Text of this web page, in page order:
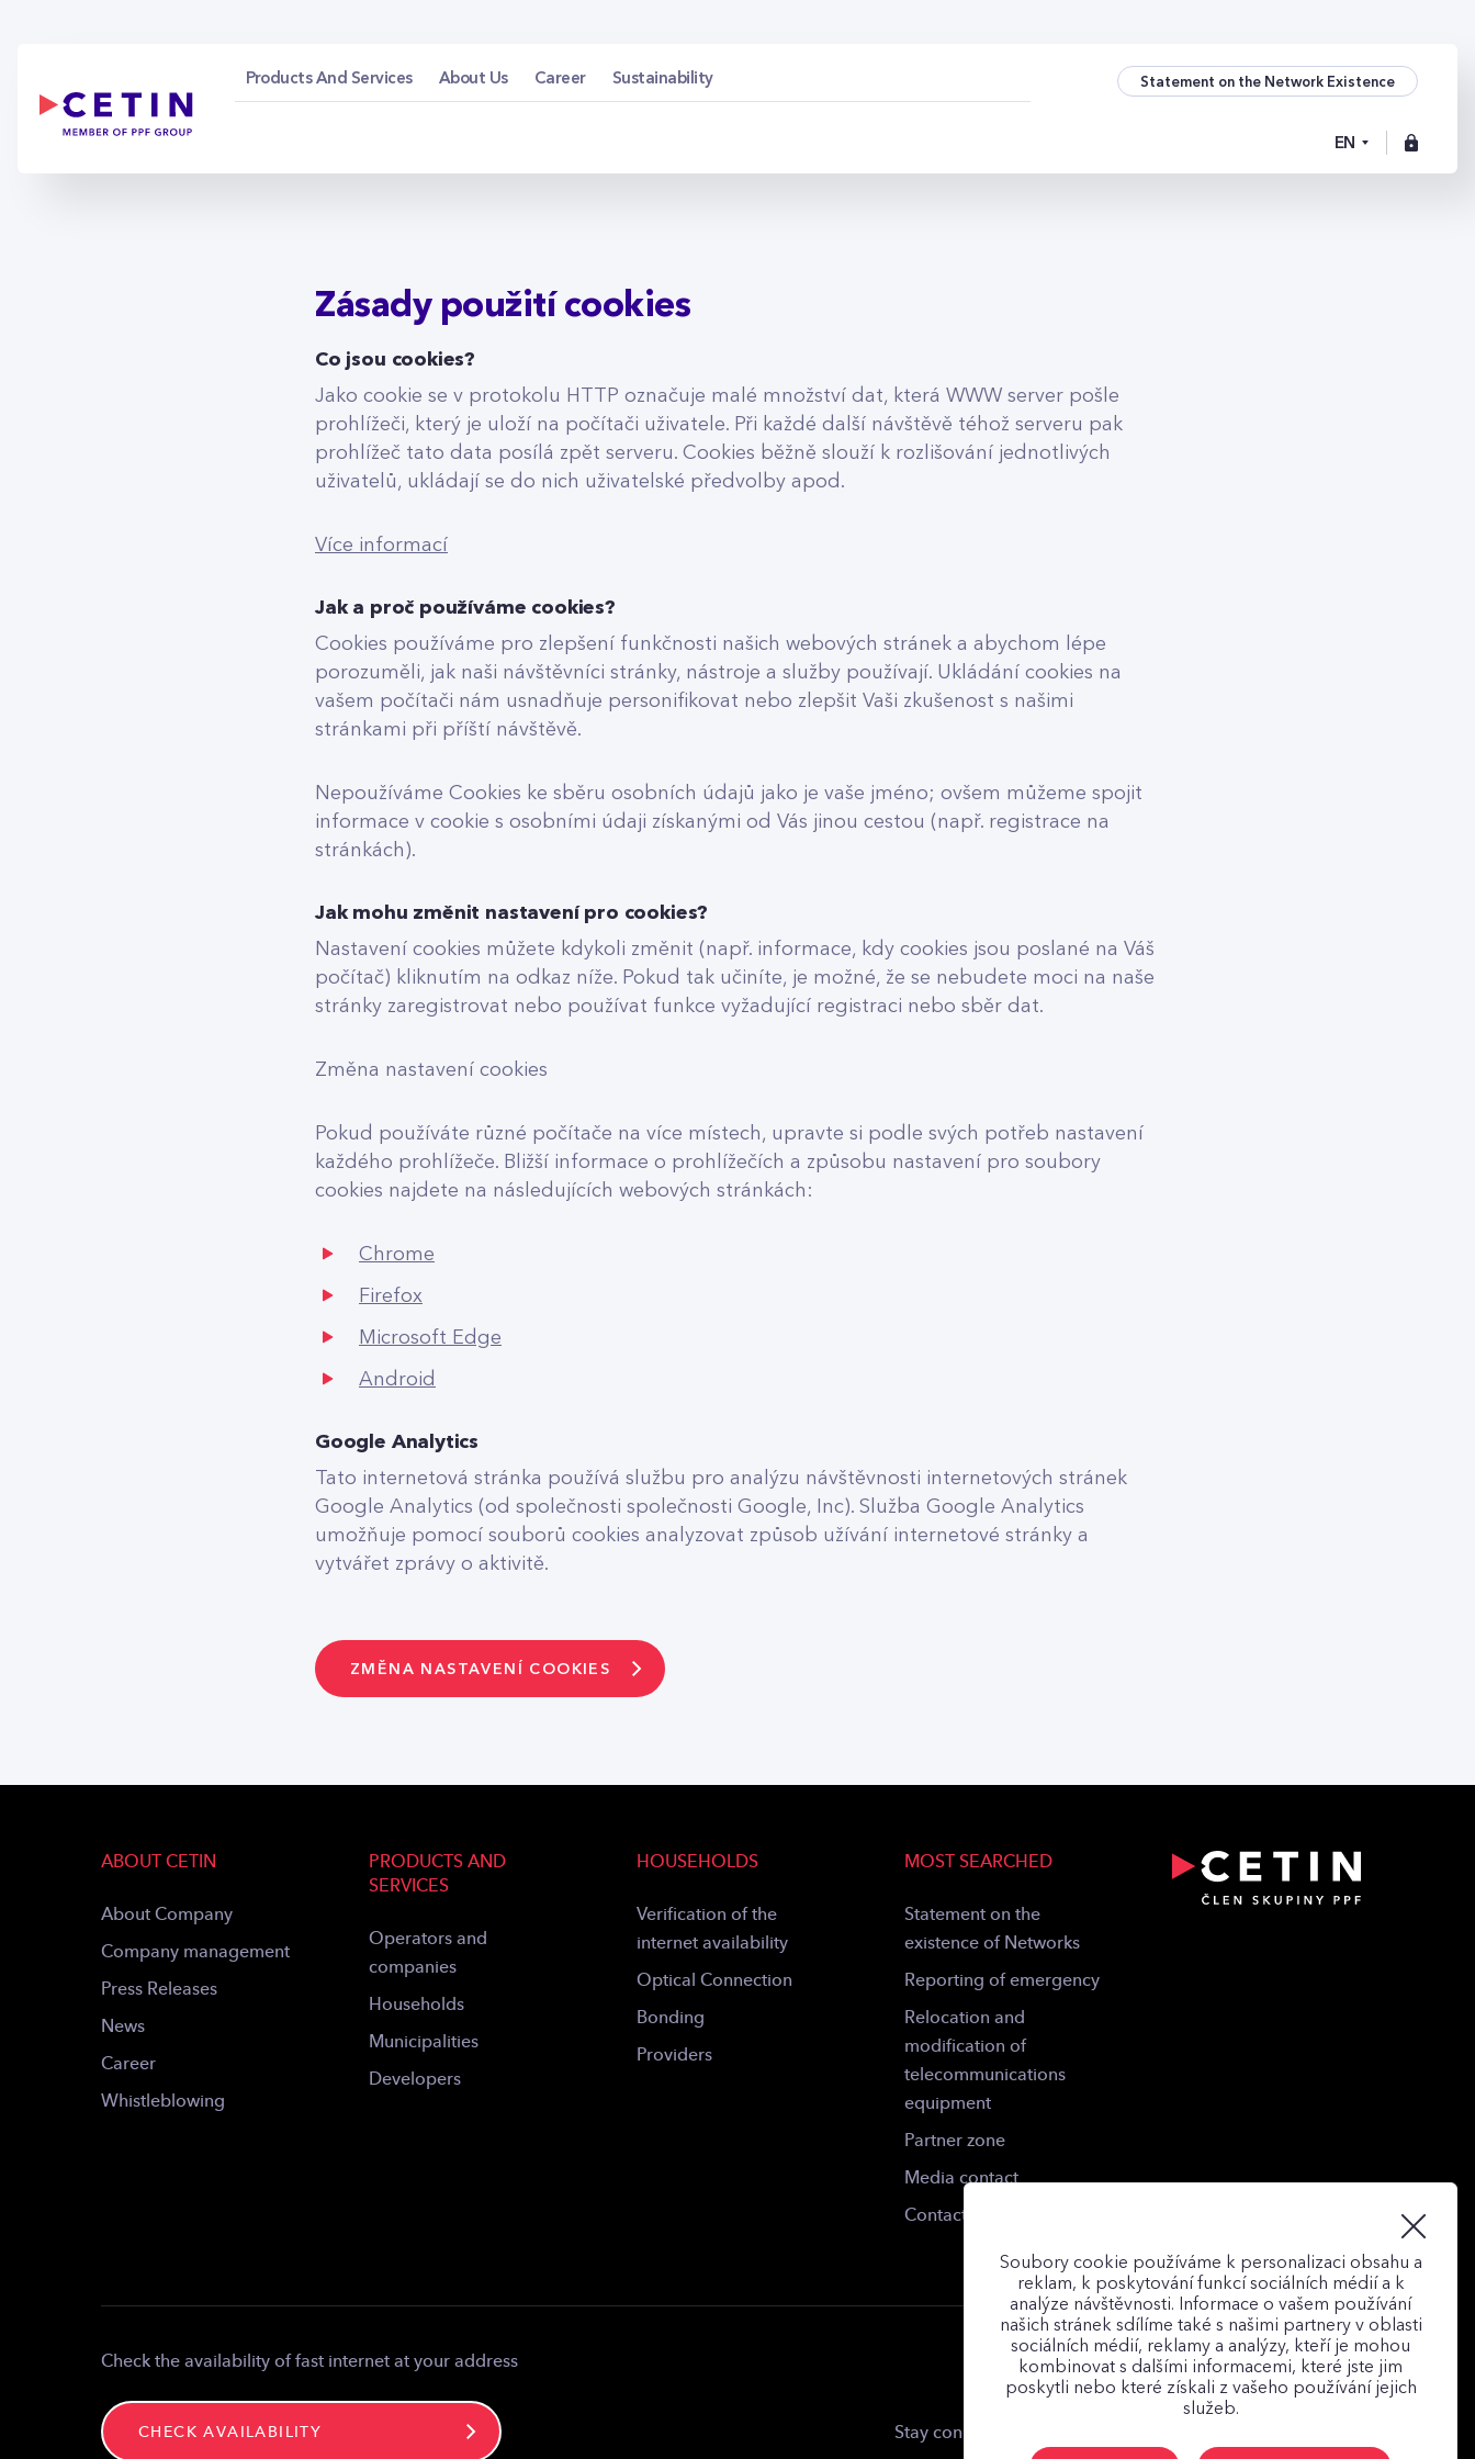
Products And Services About Us Career Sustainability Statement on the Network Existence
EN
Zásady použití cookies
Co jsou cookies?
Jako cookie se v protokolu HTTP označuje malé množství dat, která WWW server pošle
prohlížeči, který je uloží na počítači uživatele. Při každé další návštěvě téhož serveru pak
prohlížeč tato data posílá zpět serveru. Cookies běžně slouží k rozlišování jednotlivých
uživatelů, ukládají se do nich uživatelské předvolby apod.
Více informací
Jak a proč používáme cookies?
Cookies používáme pro zlepšení funkčnosti našich webových stránek a abychom lépe
porozuměli, jak naši návštěvníci stránky, nástroje a služby používají. Ukládání cookies na
vašem počítači nám usnadňuje personifikovat nebo zlepšit Vaši zkušenost s našimi
stránkami při příští návštěvě.
Nepoužíváme Cookies ke sběru osobních údajů jako je vaše jméno; ovšem můžeme spojit
informace v cookie s osobními údaji získanými od Vás jinou cestou (např. registrace na
stránkách).
Jak mohu změnit nastavení pro cookies?
Nastavení cookies můžete kdykoli změnit (např. informace, kdy cookies jsou poslané na Váš
počítač) kliknutím na odkaz níže. Pokud tak učiníte, je možné, že se nebudete moci na naše
stránky zaregistrovat nebo používat funkce vyžadující registraci nebo sběr dat.
Změna nastavení cookies
Pokud používáte různé počítače na více místech, upravte si podle svých potřeb nastavení
každého prohlížeče. Bližší informace o prohlížečích a způsobu nastavení pro soubory
cookies najdete na následujících webových stránkách:
Chrome
Firefox
Microsoft Edge
Android
Google Analytics
Tato internetová stránka používá službu pro analýzu návštěvnosti internetových stránek
Google Analytics (od společnosti společnosti Google, Inc). Služba Google Analytics
umožňuje pomocí souborů cookies analyzovat způsob užívání internetové stránky a
vytvářet zprávy o aktivitě.
ZMĚNA NASTAVENÍ COOKIES
ABOUT CETIN
About Company
Company management
Press Releases
News
Career
Whistleblowing
PRODUCTS AND
SERVICES
Operators and
companies
Households
Municipalities
Developers
HOUSEHOLDS
Verification of the
internet availability
Optical Connection
Bonding
Providers
MOST SEARCHED
Statement on the
existence of Networks
Reporting of emergency
Relocation and
modification of
telecommunications
equipment
Partner zone
Media contact
Contact
Check the availability of fast internet at your address
CHECK AVAILABILITY Stay connected
Soubory cookie používáme k personalizaci obsahu a
reklam, k poskytování funkcí sociálních médií a k
analýze návštěvnosti. Informace o vašem používání
našich stránek sdílíme také s našimi partnery v oblasti
sociálních médií, reklamy a analýzy, kteří je mohou
kombinovat s dalšími informacemi, které jste jim
poskytli nebo které získali z vašeho používání jejich
služeb.